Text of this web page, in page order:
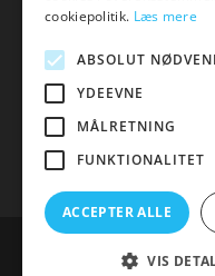
Mail:
cookiepolitik. Læs mere
ABSOLUT
YDEEVNE
MÅLRETNING
FUNKTIONALITET
ACCEPTER ALLE
VIS